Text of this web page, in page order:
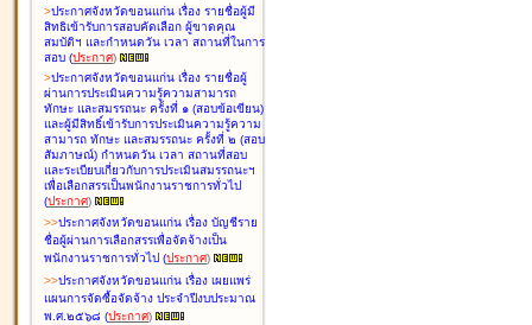
>ประกาศจังหวัดขอนแก่น เรื่อง รายชื่อผู้มี
สิทธิเข้ารับการสอบคัดเลือก ผู้ขาดคุณ
สมบัติฯ และกำหนดวัน เวลา สถานที่ในการ
สอบ (ประกาศ)
>ประกาศจังหวัดขอนแก่น เรื่อง รายชื่อผู้
ผ่านการประเมินความรู้ความสามารถ
ทักษะ และสมรรถนะ ครั้งที่ ๑ (สอบข้อเขียน)
และผู้มีสิทธิ์เข้ารับการประเมินความรู้ความ
สามารถ ทักษะ และสมรรถนะ ครั้งที่ ๒ (สอบ
สัมภาษณ์) กำหนดวัน เวลา สถานที่สอบ
และระเบียบเกี่ยวกับการประเมินสมรรถนะฯ
เพื่อเลือกสรรเป็นพนักงานราชการทั่วไป
(ประกาศ)
>>ประกาศจังหวัดขอนแก่น เรื่อง บัญชีราย
ชื่อผู้ผ่านการเลือกสรรเพื่อจัดจ้างเป็น
พนักงานราชการทั่วไป (ประกาศ)
>>ประกาศจังหวัดขอนแก่น เรื่อง เผยแพร่
แผนการจัดซื้อจัดจ้าง ประจำปีงบประมาณ
พ.ศ.๒๕๖๘ (ประกาศ)